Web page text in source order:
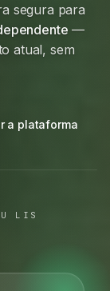
segura para
—
atual, sem
a plataforma
LIS